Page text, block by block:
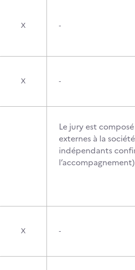
X -
X -
Le jury est
externes à la
indépendants
X -